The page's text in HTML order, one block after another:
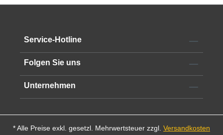
Service-Hotline
Folgen Sie uns
Unternehmen
* Alle Preise exkl. gesetzl. Mehrwertsteuer zzgl. Versandkosten